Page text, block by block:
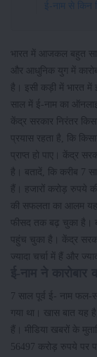
ई-नाम से किन
भारत में आजकल बहुत
और आधुनिक युग में
है। इसी कड़ी में भारत में
साल में ई-नाम का
केंद्र सरकार निरंतर
प्रयास रहता है, कि
प्राप्त हो पाए। केंद्र
है। बतादें, कि करीब 7
हैं। हजारों करोड़ रुपये
की सफलता का आलम
फीसद तक बढ़ चुका है।
पहुंच चुका है। केंद्र
ज्यादा चर्चा में हैं और
7 साल पूर्व ई- नाम फल-
गया था। खास बात यह
हैं। मीडिया खबरों के
56497 करोड़ रुपये पर